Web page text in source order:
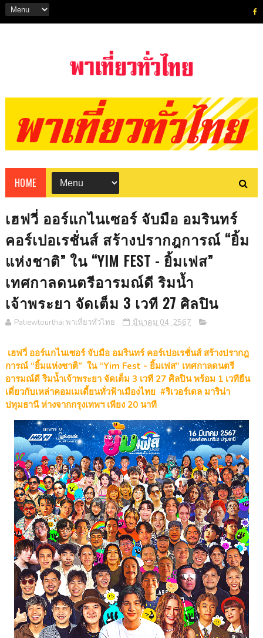
HOME
เฮฟวี่ ออร์แกไนเซอร์ จับมือ อมรินทร์
คอร์เปอเรชั่นส์ สร้างปรากฎการณ์ “ยิ้ม
แห่งชาติ” ใน “YIM FEST - ยิ้มเฟส”
เทศกาลดนตรีอารมณ์ดี ริมน้ำ
เจ้าพระยา จัดเต็ม 3 เวที 27 ศิลปิน
Patiewtourthai พาเที่ยวทั่วไทย มีนาคม 04, 2567
เฮฟวี่ ออร์แกไนเซอร์ จับมือ อมรินทร์ คอร์เปอเรชั่นส์ สร้างปรากฎ
การณ์ “ยิ้มแห่งชาติ” ใน “Yim Fest - ยิ้มเฟส” เทศกาลดนตรี
อารมณ์ดี ริมน้ำเจ้าพระยา จัดเต็ม 3 เวที 27 ศิลปิน พร้อม 1 เวทียืน
เดี่ยวกับเหล่าคอมเมเดี้ยนทั่วฟ้าเมืองไทย #ริเวอร์เดล มาริน่า
ปทุมธานี ห่างจากกรุงเทพฯ เพียง 20 นาที